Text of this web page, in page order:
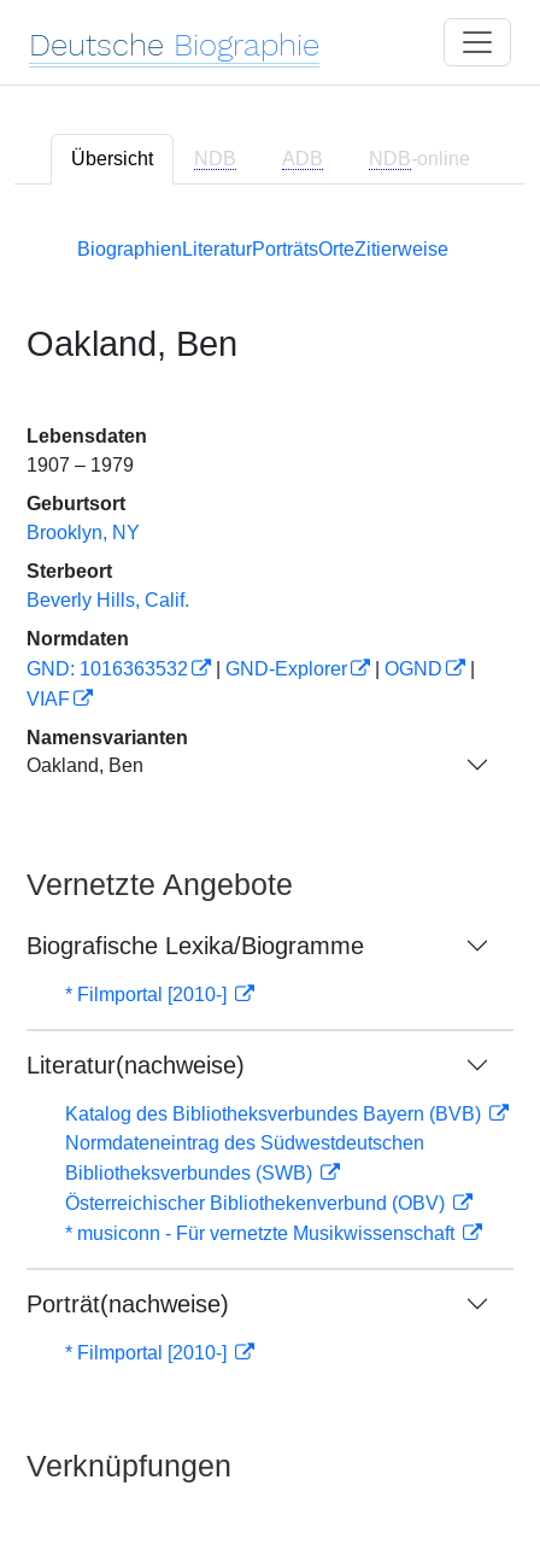
Deutsche Biographie
Übersicht NDB ADB NDB-online
Biographien LiteraturPorträtsOrteZitierweise
Oakland, Ben
Lebensdaten
1907 – 1979
Geburtsort
Brooklyn, NY
Sterbeort
Beverly Hills, Calif.
Normdaten
GND: 1016363532
GND-Explorer OGND
VIAF
Namensvarianten
Oakland, Ben
Vernetzte Angebote
Biografische Lexika/Biogramme
* Filmportal [2010-]
Literatur(nachweise)
Katalog des Bibliotheksverbundes Bayern (BVB)
Normdateneintrag des Südwestdeutschen
Bibliotheksverbundes (SWB)
Österreichischer Bibliothekenverbund (OBV)
* musiconn - Für vernetzte Musikwissenschaft
Porträt(nachweise)
* Filmportal [2010-]
Verknüpfungen